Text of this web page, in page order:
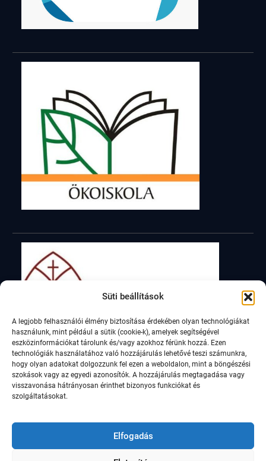
Süti beállítások
A legjobb felhasználói élmény biztosítása érdekében olyan technológiákat
használunk, mint például a sütik (cookie-k), amelyek segítségével
eszközinformációkat tárolunk és/vagy azokhoz férünk hozzá. Ezen
technológiák használatához való hozzájárulás lehetővé teszi számunkra,
hogy olyan adatokat dolgozzunk fel ezen a weboldalon, mint a böngészési
szokások vagy az egyedi azonosítók. A hozzájárulás megtagadása vagy
visszavonása hátrányosan érinthet bizonyos funkciókat és
szolgáltatásokat.
Elfogadás